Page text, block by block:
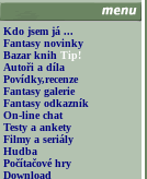
Kdo jsem já ...
Fantasy novinky
Bazar knih Tip!
Autoři a díla
Povídky,recenze
Fantasy galerie
Fantasy odkazník
On-line chat
Testy a ankety
Filmy a seriály
Hudba
Počítačové hry
Download